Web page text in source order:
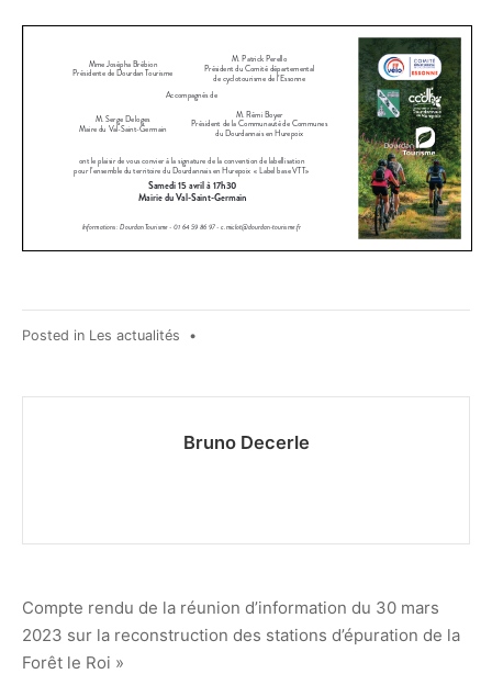
Posted in Les actualités •
Bruno Decerle
Navigation
de
Compte rendu de la réunion d’information du 30 mars
2023 sur la reconstruction des stations d’épuration de la
Forêt le Roi »